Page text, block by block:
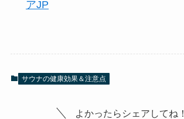
アJP
サウナの健康効果＆注意点
よかったらシェアしてね！